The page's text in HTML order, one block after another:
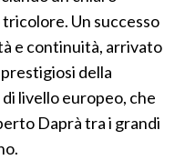
Un successo
e continuità, arrivato
della
livello europeo, che
Daprà tra i grandi